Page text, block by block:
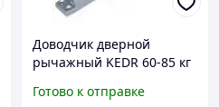
Доводчик дверной
рычажный KEDR 60-85 кг
Готово к отправке